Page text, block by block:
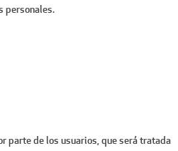
personales.
parte de los usuarios, que será tratada